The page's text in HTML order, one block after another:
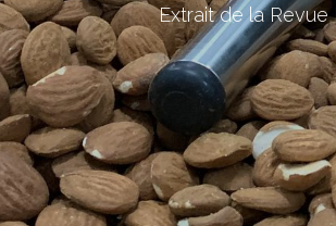
Extrait de la